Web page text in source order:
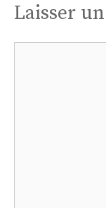
Laisser